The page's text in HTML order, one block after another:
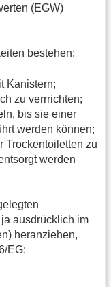
(EGW)
bestehen:
Kanistern;
zu verrrichten;
bis sie einer
werden können;
Trockentoiletten zu
werden
ausdrücklich im
heranziehen,
EG: